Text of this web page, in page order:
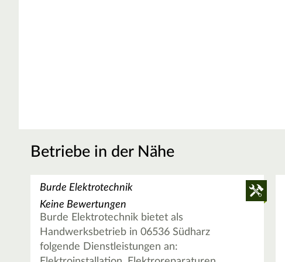
Betriebe in der Nähe
Burde Elektrotechnik
Keine Bewertungen
Burde Elektrotechnik bietet als
Handwerksbetrieb in 06536 Südharz
folgende Dienstleistungen an: